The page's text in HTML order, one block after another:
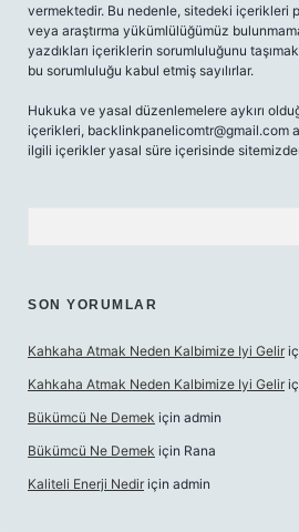
vermektedir. Bu nedenle, sitedeki içerikleri
veya araştırma yükümlülüğümüz
yazdıkları içeriklerin sorumluluğunu
bu sorumluluğu kabul etmiş sayılırlar.
Hukuka ve yasal düzenlemelere aykırı
içerikleri, backlinkpanelicomtr@gmail.com
ilgili içerikler yasal süre içerisinde
SON YORUMLAR
Kahkaha Atmak Neden Kalbimize Iyi Gelir
Kahkaha Atmak Neden Kalbimize Iyi Gelir
Bükümcü Ne Demek için admin
Bükümcü Ne Demek için Rana
Kaliteli Enerji Nedir için admin